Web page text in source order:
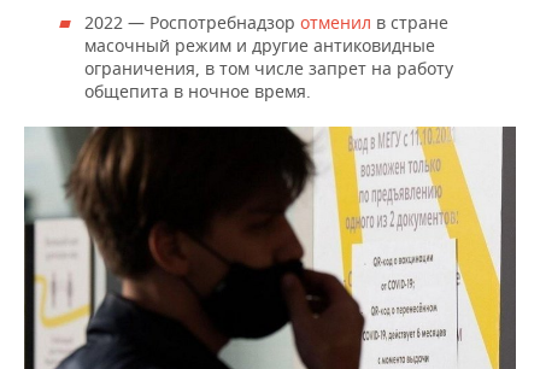
2022 — Роспотребнадзор отменил в стране
масочный режим и другие антиковидные
ограничения, в том числе запрет на работу
общепита в ночное время.